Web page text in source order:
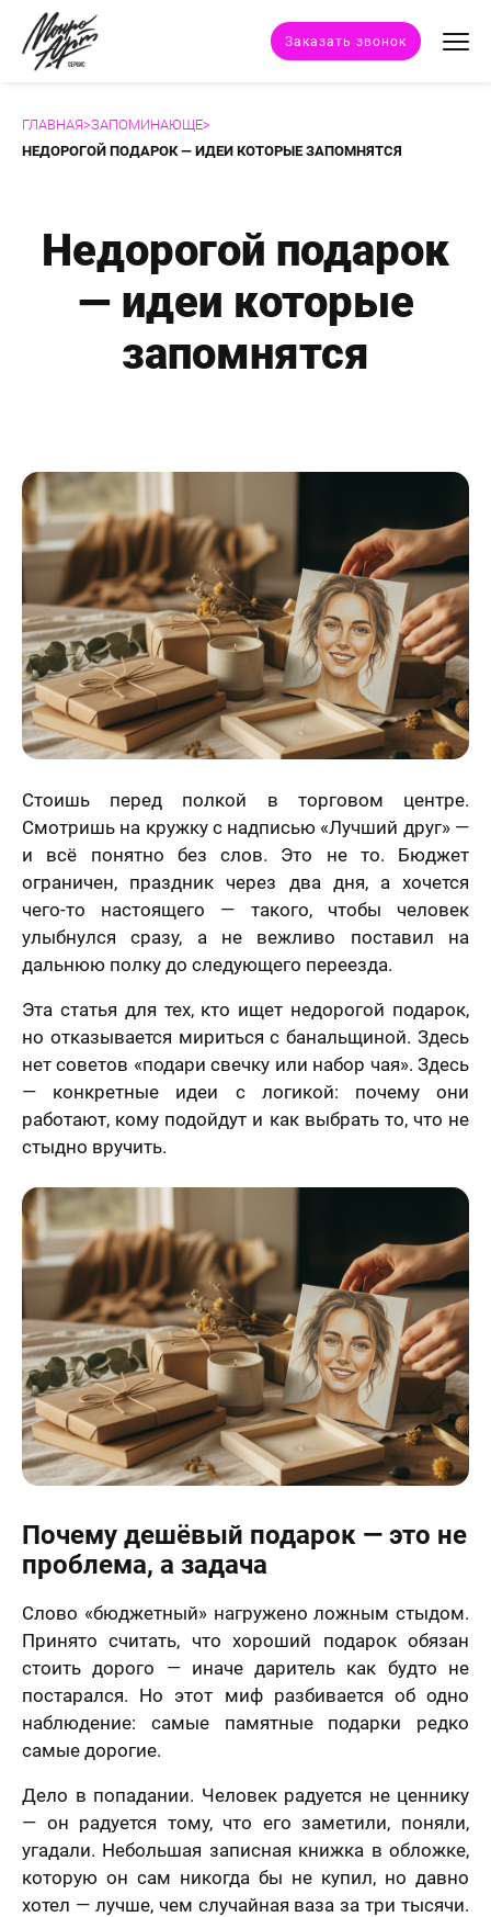
Заказать звонок
Техники портрета
Дополнительные услуги
Статьи
ГЛАВНАЯ>ЗАПОМИНАЮЩЕ>
НЕДОРОГОЙ ПОДАРОК — ИДЕИ КОТОРЫЕ ЗАПОМНЯТСЯ
Недорогой подарок
— идеи которые
запомнятся
Стоишь перед полкой в торговом центре.
Смотришь на кружку с надписью «Лучший друг» —
и всё понятно без слов. Это не то. Бюджет
ограничен, праздник через два дня, а хочется
чего-то настоящего — такого, чтобы человек
улыбнулся сразу, а не вежливо поставил на
дальнюю полку до следующего переезда.
Эта статья для тех, кто ищет недорогой подарок,
но отказывается мириться с банальщиной. Здесь
нет советов «подари свечку или набор чая». Здесь
— конкретные идеи с логикой: почему они
работают, кому подойдут и как выбрать то, что не
стыдно вручить.
Почему дешёвый подарок — это не
проблема, а задача
Слово «бюджетный» нагружено ложным стыдом.
Принято считать, что хороший подарок обязан
стоить дорого — иначе даритель как будто не
постарался. Но этот миф разбивается об одно
наблюдение: самые памятные подарки редко
самые дорогие.
Дело в попадании. Человек радуется не ценнику
— он радуется тому, что его заметили, поняли,
угадали. Небольшая записная книжка в обложке,
которую он сам никогда бы не купил, но давно
хотел — лучше, чем случайная ваза за три тысячи.